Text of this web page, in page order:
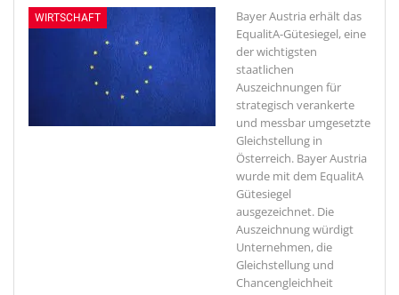
WIRTSCHAFT
Bayer Austria erhält das
EqualitA-Gütesiegel, eine
der wichtigsten
staatlichen
Auszeichnungen für
strategisch verankerte
und messbar umgesetzte
Gleichstellung in
Österreich. Bayer Austria
wurde mit dem EqualitA
Gütesiegel
ausgezeichnet. Die
Auszeichnung würdigt
Unternehmen, die
Gleichstellung und
Chancengleichheit